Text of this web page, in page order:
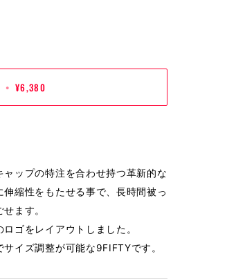
• ¥6,380
ップの特注を合わせ持つ革新的な
縮性をもたせる事で、長時間被っ
ます。
ゴをレイアウトしました。
イズ調整が可能な9FIFTYです。